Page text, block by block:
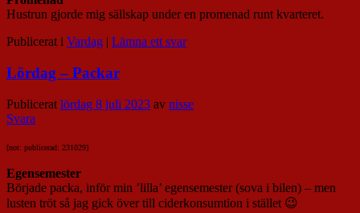
Hustrun gjorde mig sällskap under en promenad runt kvarteret.
Publicerat i Vardag | Lämna ett svar
Lördag – Packar
Publicerat lördag 8 juli 2023 av nisse
Svara
[not: publicerad: 231029]
Egensemester
Började packa, inför min ’lilla’ egensemester (sova i bilen) – men
lusten tröt så jag gick över till ciderkonsumtion i stället 😉